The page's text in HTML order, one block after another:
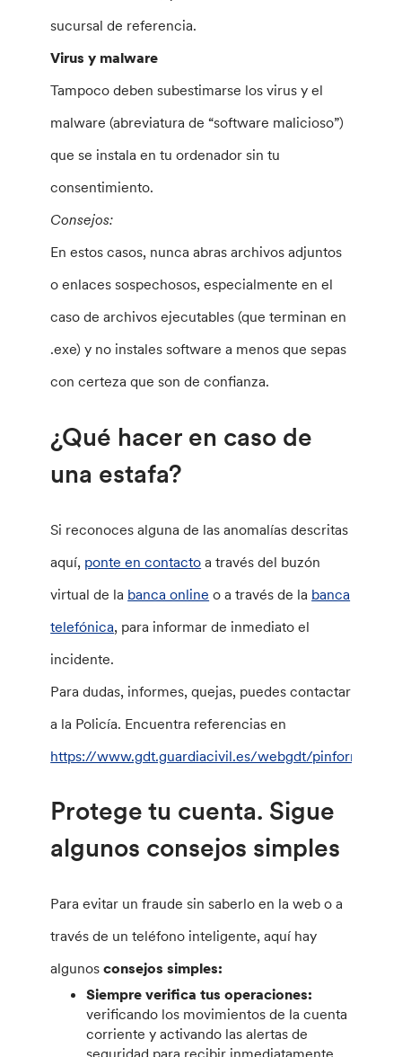
sucursal de referencia.
Virus y malware
Tampoco deben subestimarse los virus y el
malware (abreviatura de “software malicioso”)
que se instala en tu ordenador sin tu
consentimiento.
Consejos:
En estos casos, nunca abras archivos adjuntos
o enlaces sospechosos, especialmente en el
caso de archivos ejecutables (que terminan en
.exe) y no instales software a menos que sepas
con certeza que son de confianza.
¿Qué hacer en caso de
una estafa?
Si reconoces alguna de las anomalías descritas
aquí, ponte en contacto a través del buzón
virtual de la banca online o a través de la banca
telefónica, para informar de inmediato el
incidente.
Para dudas, informes, quejas, puedes contactar
a la Policía. Encuentra referencias en
https://www.gdt.guardiacivil.es/webgdt/pinformar.php
Protege tu cuenta. Sigue
algunos consejos simples
Para evitar un fraude sin saberlo en la web o a
través de un teléfono inteligente, aquí hay
algunos consejos simples:
Siempre verifica tus operaciones:
verificando los movimientos de la cuenta
corriente y activando las alertas de